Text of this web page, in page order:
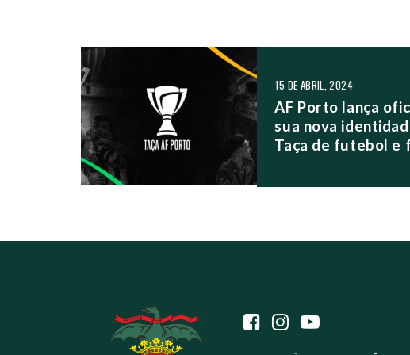
NAVEGAÇÃO NOS
15 DE ABRIL, 2024
AF Porto lança
sua nova
Taça de futebol e